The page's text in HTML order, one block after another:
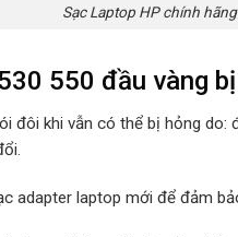
Sạc Laptop HP chính hãng
550 đầu vàng
đôi khi vẫn có thể bị hỏng do:
adapter laptop mới để đảm